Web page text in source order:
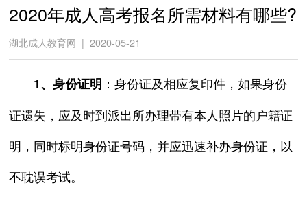
2020年成人高考报名所需材料有哪些?
湖北成人教育网 | 2020-05-21
1、身份证明 ：身份证及相应复印件，如果身份
证遗失，应及时到派出所办理带有本人照片的户籍证
明，同时标明身份证号码，并应迅速补办身份证，以
不耽误考试。